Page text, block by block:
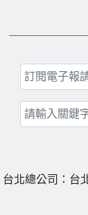
台北總公司：台